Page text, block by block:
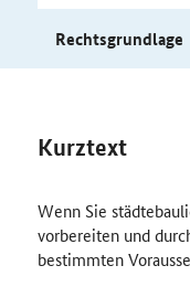
Rechtsgrundlage
Kurztext
Wenn Sie
vorbereiten und
bestimmten